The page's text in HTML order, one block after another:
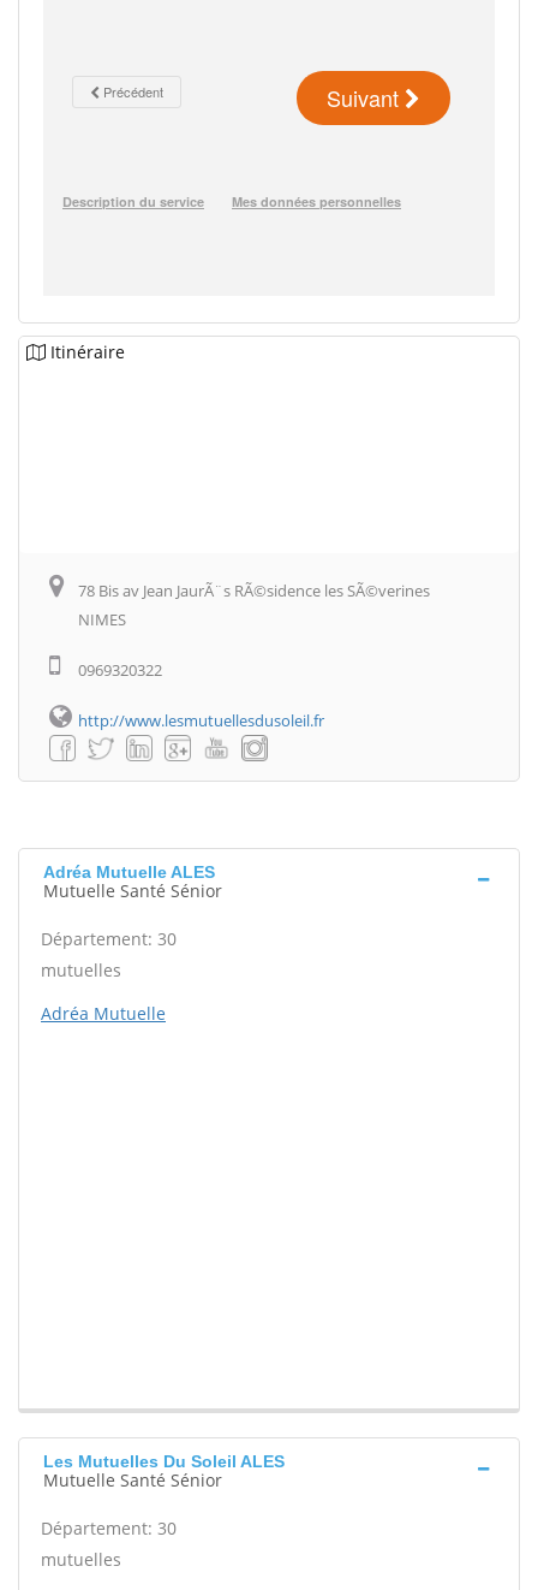
Itinéraire
78 Bis av Jean JaurÃ¨s RÃ©sidence les SÃ©verines
NIMES
0969320322
http://www.lesmutuellesdusoleil.fr
Adréa Mutuelle ALES
Mutuelle Santé Sénior
Département: 30
mutuelles
Adréa Mutuelle
Les Mutuelles Du Soleil ALES
Mutuelle Santé Sénior
Département: 30
mutuelles